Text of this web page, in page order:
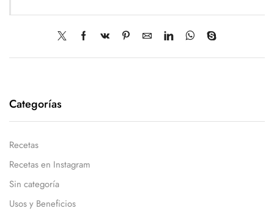
Categorías
Recetas
Recetas en Instagram
Sin categoría
Usos y Beneficios